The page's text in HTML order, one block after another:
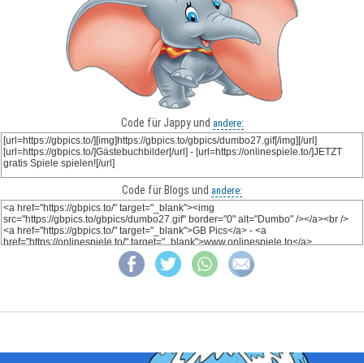
Code für Jappy und andere:
Code für Blogs und andere: